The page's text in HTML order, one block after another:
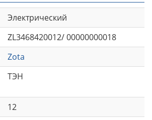
Электрический
ZL3468420012/ 00000000018
Zota
ТЭН
12